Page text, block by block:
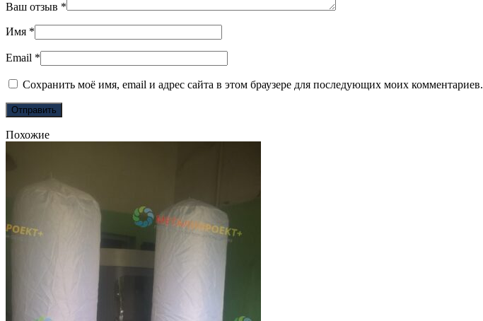
Ваш отзыв *
Имя *
Email *
Сохранить моё имя, email и адрес сайта в этом браузере для последующих моих комментариев.
Похожие